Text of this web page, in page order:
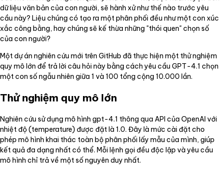
dữ liệu văn bản của con người, sẽ hành xử như thế nào trước yêu
cầu này? Liệu chúng có tạo ra một phân phối đều như một con xúc
xắc công bằng, hay chúng sẽ kế thừa những "thói quen" chọn số
của con người?
Một dự án nghiên cứu mới trên GitHub đã thực hiện một thử nghiệm
quy mô lớn để trả lời câu hỏi này bằng cách yêu cầu GPT-4.1 chọn
một con số ngẫu nhiên giữa 1 và 100 tổng cộng 10.000 lần.
Thử nghiệm quy mô lớn
Nghiên cứu sử dụng mô hình gpt-4.1 thông qua API của OpenAI với
nhiệt độ (temperature) được đặt là 1.0. Đây là mức cài đặt cho
phép mô hình khai thác toàn bộ phân phối lấy mẫu của mình, giúp
kết quả đa dạng nhất có thể. Mỗi lệnh gọi đều độc lập và yêu cầu
mô hình chỉ trả về một số nguyên duy nhất.